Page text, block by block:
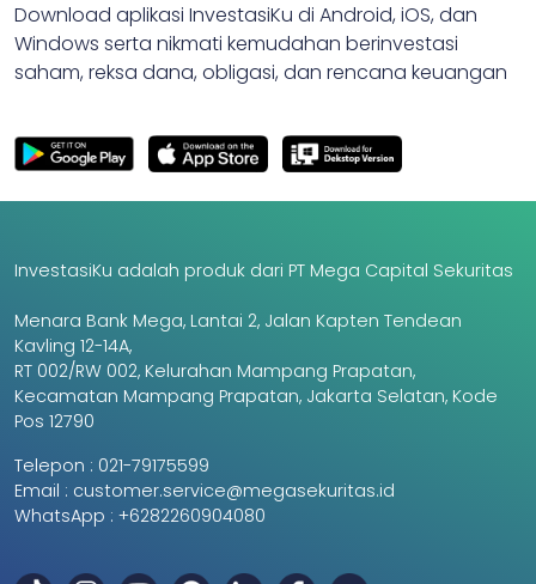
Download aplikasi InvestasiKu di Android, iOS, dan
Windows serta nikmati kemudahan berinvestasi
saham, reksa dana, obligasi, dan rencana keuangan
InvestasiKu adalah produk dari PT Mega Capital Sekuritas
Menara Bank Mega, Lantai 2, Jalan Kapten Tendean
Kavling 12-14A,
RT 002/RW 002, Kelurahan Mampang Prapatan,
Kecamatan Mampang Prapatan, Jakarta Selatan, Kode
Pos 12790
Telepon : 021-79175599
Email : customer.service@megasekuritas.id
WhatsApp : +6282260904080